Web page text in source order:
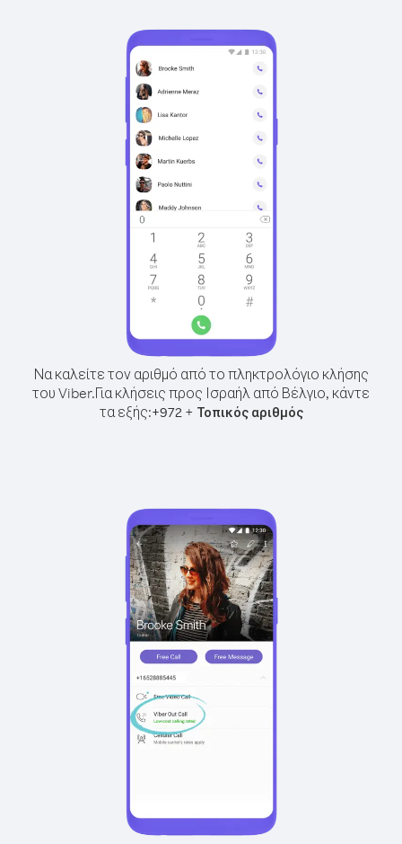
Να καλείτε τον αριθμό από το πληκτρολόγιο κλήσης
του Viber.Για κλήσεις προς Ισραήλ από Βέλγιο, κάντε
τα εξής:+972+ Τοπικός αριθμός